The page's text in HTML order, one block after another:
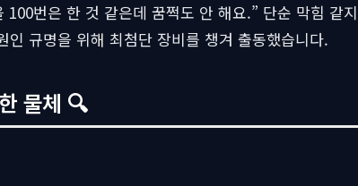
번은 한 것 같은데 꿈쩍도 안 해요.” 단순 막힘 같지
규명을 위해 최첨단 장비를 챙겨 출동했습니다.
물체 🔍